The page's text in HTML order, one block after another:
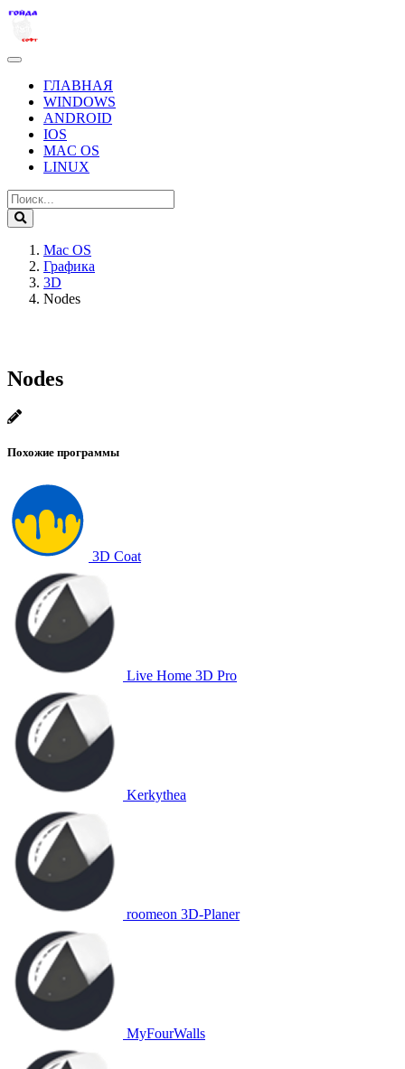
ГЛАВНАЯ
WINDOWS
ANDROID
IOS
MAC OS
LINUX
Mac OS
Графика
3D
Nodes
Nodes
Похожие программы
3D Coat
Live Home 3D Pro
Kerkythea
roomeon 3D-Planer
MyFourWalls